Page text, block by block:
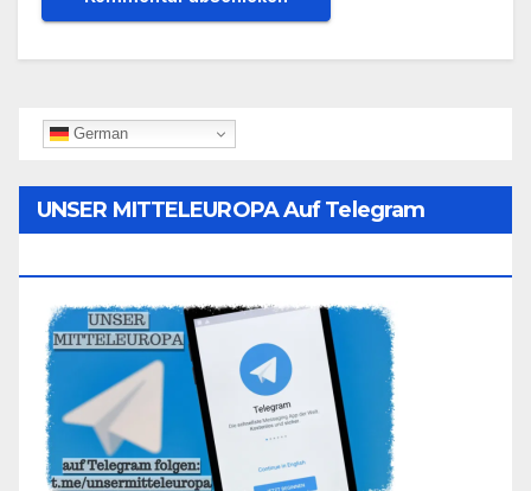
German
UNSER MITTELEUROPA Auf Telegram